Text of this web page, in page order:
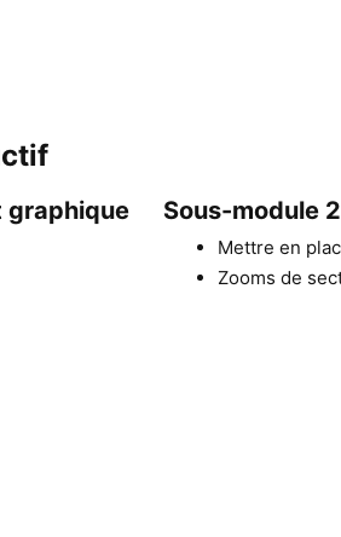
graphique Sous-module
Mettre en
Zooms de